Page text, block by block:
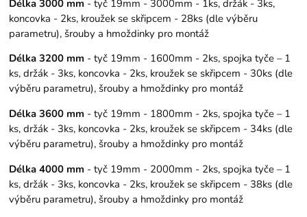
Délka 3000 mm - tyč 19mm - 3000mm - 1ks, držák - 3ks,
koncovka - 2ks, kroužek se skřipcem - 28ks (dle výběru
parametru), šrouby a hmoždinky pro montáž
Délka 3200 mm - tyč 19mm - 1600mm - 2ks, spojka tyče – 1
ks, držák - 3ks, koncovka - 2ks, kroužek se skřipcem - 30ks (dle
výběru parametru), šrouby a hmoždinky pro montáž
Délka 3600 mm - tyč 19mm - 1800mm - 2ks, spojka tyče – 1
ks, držák - 3ks, koncovka - 2ks, kroužek se skřipcem - 34ks (dle
výběru parametru), šrouby a hmoždinky pro montáž
Délka 4000 mm - tyč 19mm - 2000mm - 2ks, spojka tyče – 1
ks, držák - 3ks, koncovka - 2ks, kroužek se skřipcem - 38ks (dle
výběru parametru), šrouby a hmoždinky pro montáž